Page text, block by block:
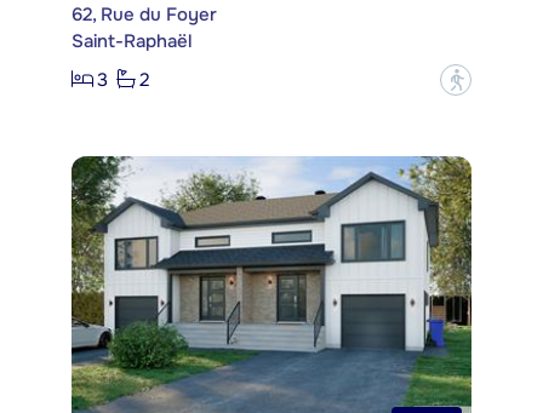
62, Rue du Foyer
Saint-Raphaël
3
2 ?